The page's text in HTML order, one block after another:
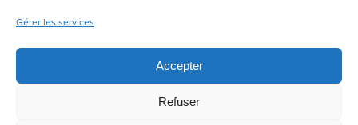
Gérer les services
Accepter
Refuser